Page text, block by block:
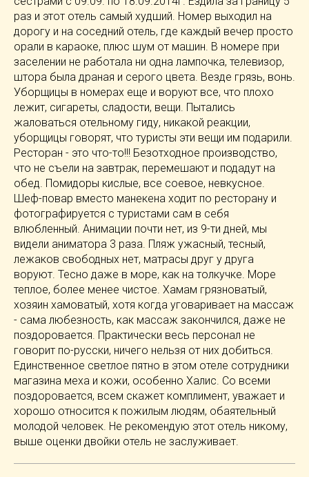
раз и этот отель самый худший. Номер выходил на
дорогу и на соседний отель, где каждый вечер просто
орали в караоке, плюс шум от машин. В номере при
заселении не работала ни одна лампочка, телевизор,
штора была драная и серого цвета. Везде грязь, вонь.
Уборщицы в номерах еще и воруют все, что плохо
лежит, сигареты, сладости, вещи. Пытались
жаловаться отельному гиду, никакой реакции,
уборщицы говорят, что туристы эти вещи им подарили.
Ресторан - это что-то!!! Безотходное производство,
что не съели на завтрак, перемешают и подадут на
обед. Помидоры кислые, все соевое, невкусное.
Шеф-повар вместо манекена ходит по ресторану и
фотографируется с туристами сам в себя
влюбленный. Анимации почти нет, из 9-ти дней, мы
видели аниматора 3 раза. Пляж ужасный, тесный,
лежаков свободных нет, матрасы друг у друга
воруют. Тесно даже в море, как на толкучке. Море
теплое, более менее чистое. Хамам грязноватый,
хозяин хамоватый, хотя когда уговаривает на массаж
- сама любезность, как массаж закончился, даже не
поздоровается. Практически весь персонал не
говорит по-русски, ничего нельзя от них добиться.
Единственное светлое пятно в этом отеле сотрудники
магазина меха и кожи, особенно Халис. Со всеми
поздоровается, всем скажет комплимент, уважает и
хорошо относится к пожилым людям, обаятельный
молодой человек. Не рекомендую этот отель никому,
выше оценки двойки отель не заслуживает.